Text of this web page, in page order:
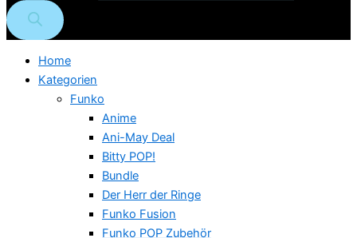
Home
Kategorien
Funko
Anime
Ani-May Deal
Bitty POP!
Bundle
Der Herr der Ringe
Funko Fusion
Funko POP Zubehör